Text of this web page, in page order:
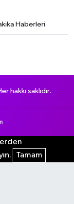
Haberleri
hakkı saklıdır.
Tamam